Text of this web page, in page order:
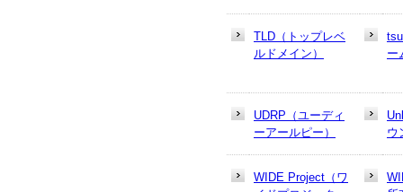
TLD（トップレベ
ルドメイン）
ー
UDRP（ユーディ
ーアールピー）
ウ
WIDE Project（ワ